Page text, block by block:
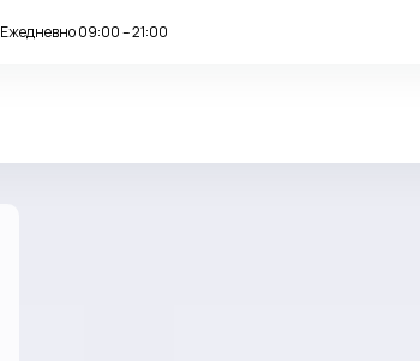
Ежедневно 09:00 – 21:00